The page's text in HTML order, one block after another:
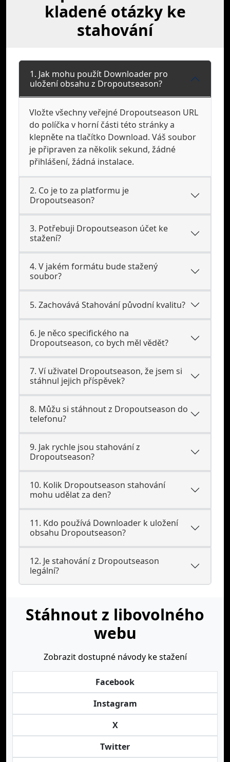
kladené otázky ke
stahování
1. Jak mohu použít Downloader pro
uložení obsahu z Dropoutseason?
Vložte všechny veřejné Dropoutseason URL
do políčka v horní části této stránky a
klepněte na tlačítko Download. Váš soubor
je připraven za několik sekund, žádné
přihlášení, žádná instalace.
2. Co je to za platformu je
Dropoutseason?
3. Potřebuji Dropoutseason účet ke
stažení?
4. V jakém formátu bude stažený
soubor?
5. Zachovává Stahování původní kvalitu?
6. Je něco specifického na
Dropoutseason, co bych měl vědět?
7. Ví uživatel Dropoutseason, že jsem si
stáhnul jejich příspěvek?
8. Můžu si stáhnout z Dropoutseason do
telefonu?
9. Jak rychle jsou stahování z
Dropoutseason?
10. Kolik Dropoutseason stahování
mohu udělat za den?
11. Kdo používá Downloader k uložení
obsahu Dropoutseason?
12. Je stahování z Dropoutseason
legální?
Stáhnout z libovolného
webu
Zobrazit dostupné návody ke stažení
Facebook
Instagram
X
Twitter